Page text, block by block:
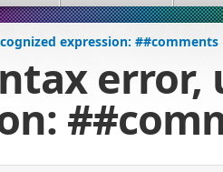
expression: ##comments